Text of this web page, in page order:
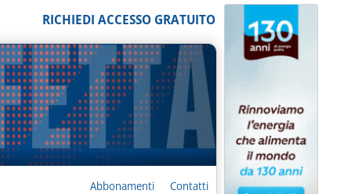
RICHIEDI ACCESSO GRATUITO
Abbonamenti Contatti